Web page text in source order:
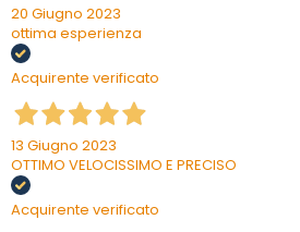
20 Giugno 2023
ottima esperienza
Acquirente verificato
13 Giugno 2023
OTTIMO VELOCISSIMO E PRECISO
Acquirente verificato